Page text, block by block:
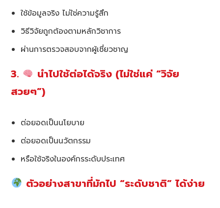
ใช้ข้อมูลจริง ไม่ใช่ความรู้สึก
วิธีวิจัยถูกต้องตามหลักวิชาการ
ผ่านการตรวจสอบจากผู้เชี่ยวชาญ
3.
นำไปใช้ต่อได้จริง (ไม่ใช่แค่ “วิจัย
สวยๆ”)
ต่อยอดเป็นนโยบาย
ต่อยอดเป็นนวัตกรรม
หรือใช้จริงในองค์กรระดับประเทศ
ตัวอย่างสาขาที่มักไป “ระดับชาติ” ได้ง่าย